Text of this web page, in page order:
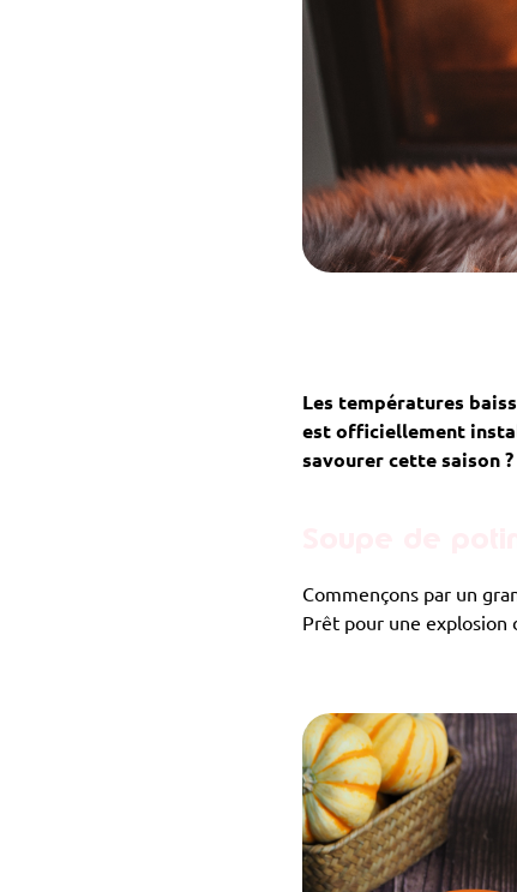
Les températures
est officiellement
savourer cette saison ?
Commençons par un
Prêt pour une explosion